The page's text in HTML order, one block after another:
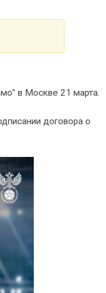
в Москве 21 марта.
договора о